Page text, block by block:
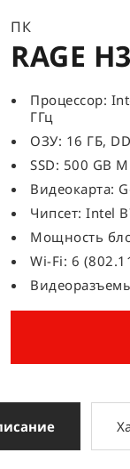
ПК
RAGE
Процессор:
ГГц
ОЗУ: 16 ГБ,
SSD: 500 GB
Видеокарта:
Чипсет: Intel
Мощность
Wi-Fi: 6